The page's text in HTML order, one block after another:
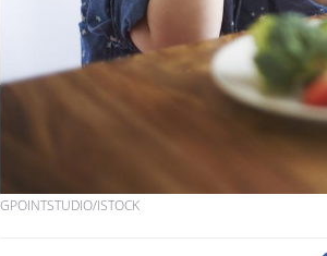
GPOINTSTUDIO/ISTOCK
Mortalité infantile : un
rapport s’interroge sur
son taux élevé en France